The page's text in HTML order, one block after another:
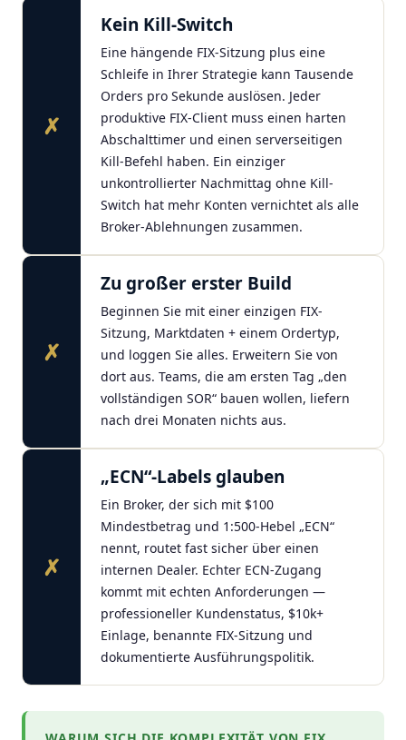
✗
Kein Kill-Switch
Eine hängende FIX-Sitzung plus eine
Schleife in Ihrer Strategie kann Tausende
Orders pro Sekunde auslösen. Jeder
produktive FIX-Client muss einen harten
Abschalttimer und einen serverseitigen
Kill-Befehl haben. Ein einziger
unkontrollierter Nachmittag ohne Kill-
Switch hat mehr Konten vernichtet als alle
Broker-Ablehnungen zusammen.
✗
Zu großer erster Build
Beginnen Sie mit einer einzigen FIX-
Sitzung, Marktdaten + einem Ordertyp,
und loggen Sie alles. Erweitern Sie von
dort aus. Teams, die am ersten Tag „den
vollständigen SOR“ bauen wollen, liefern
nach drei Monaten nichts aus.
✗
„ECN“-Labels glauben
Ein Broker, der sich mit $100
Mindestbetrag und 1:500-Hebel „ECN“
nennt, routet fast sicher über einen
internen Dealer. Echter ECN-Zugang
kommt mit echten Anforderungen —
professioneller Kundenstatus, $10k+
Einlage, benannte FIX-Sitzung und
dokumentierte Ausführungspolitik.